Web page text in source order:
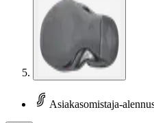
Asiakasomistaja-